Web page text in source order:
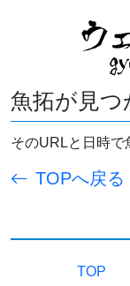
魚拓が見つ
そのURLと日時で
TOPへ戻る
TOP